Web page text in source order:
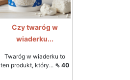
Czy twaróg w
wiaderku...
Twaróg w wiaderku to
ten produkt, który... ⇖ 40